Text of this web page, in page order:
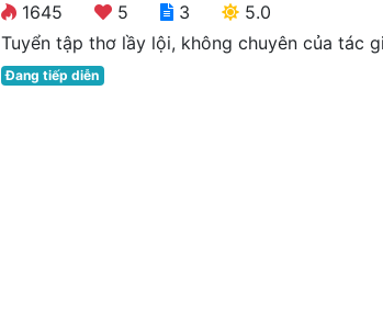
1645 5 3
5.0
Tuyển tập thơ lầy lội, không chuyên của tác
Đang tiếp diễn